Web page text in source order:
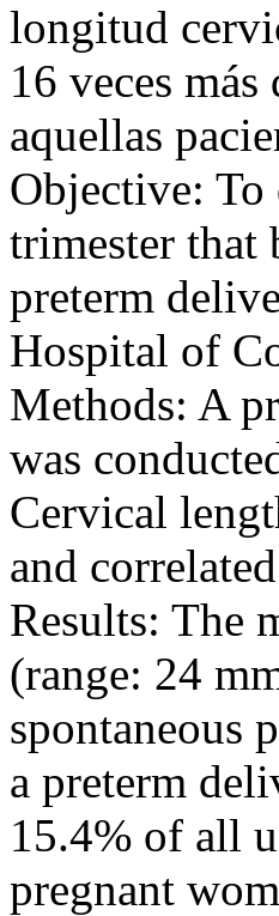
longitud
16 veces
aquellas
Objective: To
trimester that
preterm
Hospital of
Methods: A
was
Cervical
and
Results: The
(range: 24
spontaneous
a preterm
15.4% of all
pregnant